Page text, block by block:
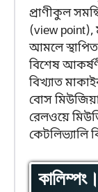
প্রাণীকুল
(view point),
আমলে
বিশেষ
বিখ্যাত
বোস
রেলওয়ে
কেটলিভ্যালি
কালিম্পং।